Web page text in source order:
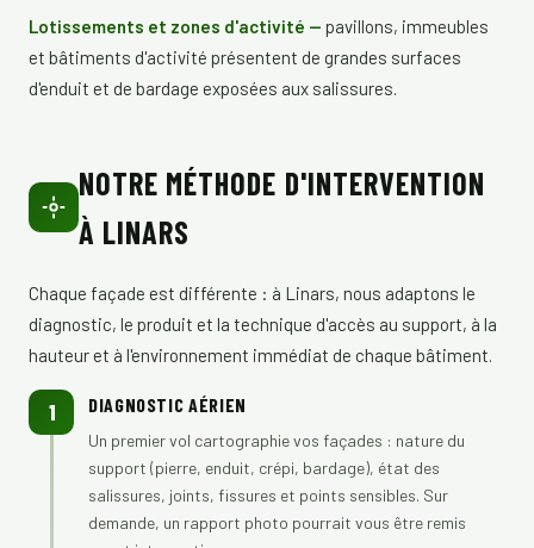
Lotissements et zones d'activité — pavillons, immeubles
et bâtiments d'activité présentent de grandes surfaces
d'enduit et de bardage exposées aux salissures.
NOTRE MÉTHODE D'INTERVENTION
À LINARS
Chaque façade est différente : à Linars, nous adaptons le
diagnostic, le produit et la technique d'accès au support, à la
hauteur et à l'environnement immédiat de chaque bâtiment.
1 DIAGNOSTIC AÉRIEN
Un premier vol cartographie vos façades : nature du
support (pierre, enduit, crépi, bardage), état des
salissures, joints, fissures et points sensibles. Sur
demande, un rapport photo pourrait vous être remis